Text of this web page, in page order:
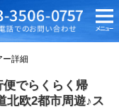
ー詳細
便でらくらく帰
北欧2都市周遊♪ス